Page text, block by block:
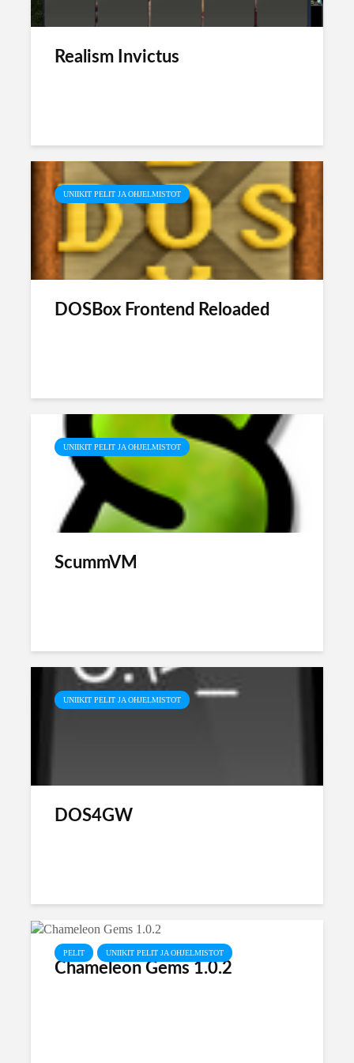
Realism Invictus
UNIIKIT PELIT JA OHJELMISTOT
DOSBox Frontend Reloaded
UNIIKIT PELIT JA OHJELMISTOT
ScummVM
UNIIKIT PELIT JA OHJELMISTOT
DOS4GW
PELIT UNIIKIT PELIT JA OHJELMISTOT
Chameleon Gems 1.0.2